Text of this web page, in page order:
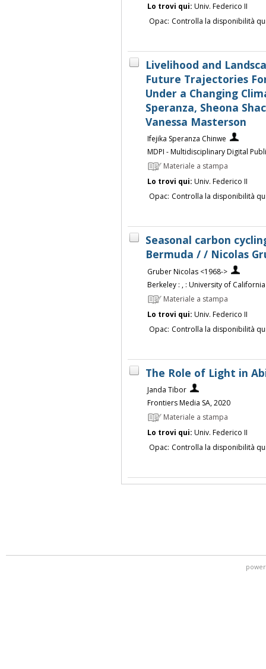
Lo trovi qui: Univ. Federico II
Opac: Controlla la disponibilità
Livelihood and
Future Trajectories
Under a Changing
Speranza, Sheona
Vanessa Masterson
Ifejika Speranza Chinwe
MDPI - Multidisciplinary Digital
Materiale a stampa
Lo trovi qui: Univ. Federico II
Opac: Controlla la disponibilità
Seasonal carbon
Bermuda / / Nicolas
Gruber Nicolas <1968->
Berkeley : , : University of
Materiale a stampa
Lo trovi qui: Univ. Federico II
Opac: Controlla la disponibilità
The Role of Light in
Janda Tibor
Frontiers Media SA, 2020
Materiale a stampa
Lo trovi qui: Univ. Federico II
Opac: Controlla la disponibilità